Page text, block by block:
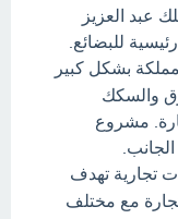
عبد العزيز
للبضائع.
بشكل كبير
والسكك
مشروع
تجارية تهدف
مع مختلف